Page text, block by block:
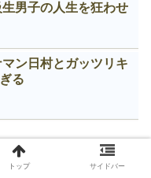
男子の人生を狂わせ
マン日村とガッツリキ
る
トップ サイドバー